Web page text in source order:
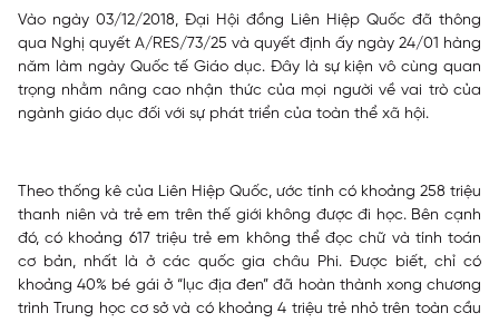
Vào ngày 03/12/2018, Đại Hội đồng Liên Hiệp Quốc đã thông
qua Nghị quyết A/RES/73/25 và quyết định ấy ngày 24/01 hàng
năm làm ngày Quốc tế Giáo dục. Đây là sự kiện vô cùng quan
trọng nhằm nâng cao nhận thức của mọi người về vai trò của
ngành giáo dục đối với sự phát triển của toàn thể xã hội.
Theo thống kê của Liên Hiệp Quốc, ước tính có khoảng 258 triệu
thanh niên và trẻ em trên thế giới không được đi học. Bên cạnh
đó, có khoảng 617 triệu trẻ em không thể đọc chữ và tính toán
cơ bản, nhất là ở các quốc gia châu Phi. Được biết, chỉ có
khoảng 40% bé gái ở “lục địa đen” đã hoàn thành xong chương
trình Trung học cơ sở và có khoảng 4 triệu trẻ nhỏ trên toàn cầu